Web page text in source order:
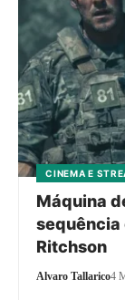
CINEMA E
Máquina
sequência
Ritchson
Alvaro Tallarico4